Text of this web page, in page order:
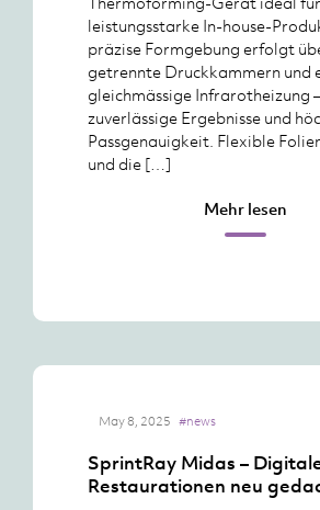
leistungsstarke In-house-
präzise Formgebung erfolgt
getrennte Druckkammern und
gleichmässige Infrarotheizung
zuverlässige Ergebnisse und
Passgenauigkeit. Flexible
und die […]
Mehr lesen
May 8, 2025 #news
SprintRay Midas –
Restaurationen neu